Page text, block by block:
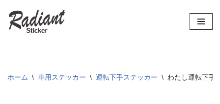
コ
ツ
ホーム \ 車用ステッカー \ 運転下手ステッカー \ わたし運転下手